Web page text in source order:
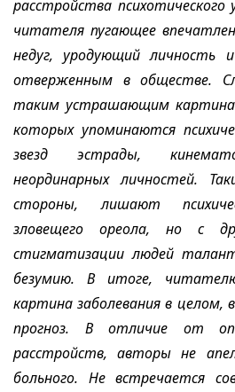
расстройства психотического
читателя пугающее
недуг, уродующий личность
отверженным в обществе.
таким устрашающим
которых упоминаются
звезд эстрады,
неординарных личностей.
стороны, лишают
зловещего ореола, но с
стигматизации людей
безумию. В итоге,
картина заболевания в целом,
прогноз. В отличие от
расстройств, авторы не
больного. Не встречается